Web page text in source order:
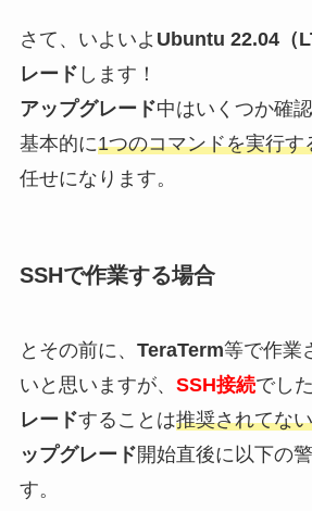
さて、いよいよ Ubuntu 22.04（
レード します！
アップグレード中はいくつか確
基本的に1つのコマンドを実行す
任せになります。
SSHで作業する場合
とその前に、 TeraTerm等で作業
いと思いますが、 SSH接続でし
レードすることは推奨されてない
ップグレード開始直後に以下の
す。